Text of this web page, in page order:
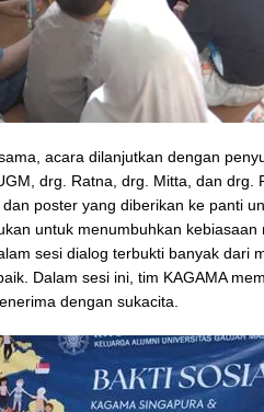
acara dilanjutkan dengan
drg. Ratna, drg. Mitta, dan drg.
poster yang diberikan ke panti
untuk menumbuhkan kebiasaan
sesi dialog terbukti banyak dari
Dalam sesi ini, tim KAGAMA
dengan sukacita.